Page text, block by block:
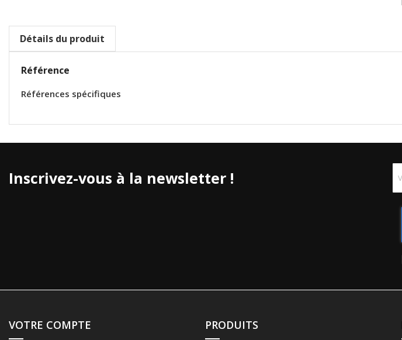
Détails du produit
Référence
Références spécifiques
Inscrivez-vous à la newsletter !
VOTRE COMPTE PRODUITS